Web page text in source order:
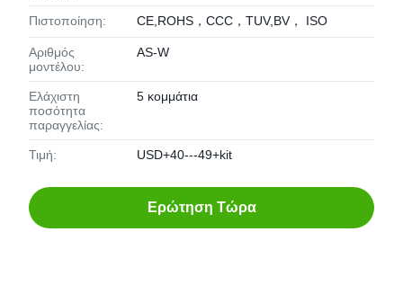
Πιστοποίηση: CE,ROHS，CCC，TUV,BV， ISO
Αριθμός
μοντέλου:
AS-W
Ελάχιστη
ποσότητα
παραγγελίας:
5 κομμάτια
Τιμή: USD+40---49+kit
Ερώτηση Τώρα